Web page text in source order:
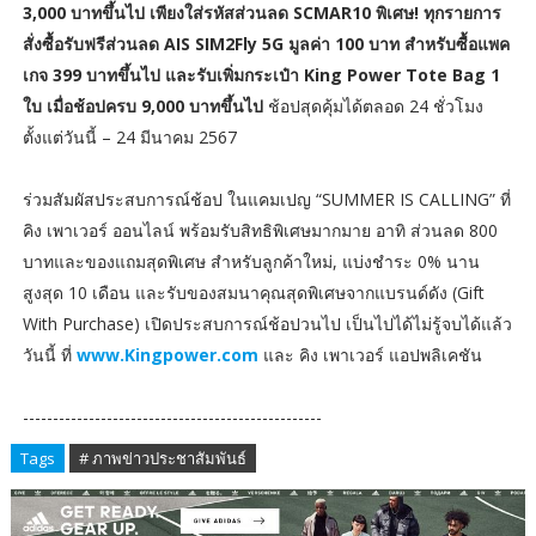
3,000 บาทขึ้นไป เพียงใส่รหัสส่วนลด SCMAR10 พิเศษ! ทุกรายการ
สั่งซื้อรับฟรีส่วนลด AIS SIM2Fly 5G มูลค่า 100 บาท สำหรับซื้อแพค
เกจ 399 บาทขึ้นไป และรับเพิ่มกระเป๋า King Power Tote Bag 1
ใบ เมื่อช้อปครบ 9,000 บาทขึ้นไปช้อปสุดคุ้มได้ตลอด 24 ชั่วโมง
ตั้งแต่วันนี้ – 24 มีนาคม 2567
ร่วมสัมผัสประสบการณ์ช้อป ในแคมเปญ “SUMMER IS CALLING” ที่
คิง เพาเวอร์ ออนไลน์ พร้อมรับสิทธิพิเศษมากมาย อาทิ ส่วนลด 800
บาทและของแถมสุดพิเศษ สำหรับลูกค้าใหม่, แบ่งชําระ 0% นาน
สูงสุด 10 เดือน และรับของสมนาคุณสุดพิเศษจากแบรนด์ดัง (Gift
With Purchase) เปิดประสบการณ์ช้อปวนไป เป็นไปได้ไม่รู้จบได้แล้ว
วันนี้ ที่ www.Kingpower.com และ คิง เพาเวอร์ แอปพลิเคชัน
--------------------------------------------------
Tags # ภาพข่าวประชาสัมพันธ์